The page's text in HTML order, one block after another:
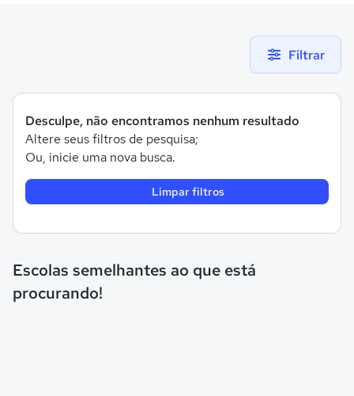
Filtrar
Desculpe, não encontramos nenhum resultado
Altere seus filtros de pesquisa;
Ou, inicie uma nova busca.
Limpar filtros
Escolas semelhantes ao que está
procurando!